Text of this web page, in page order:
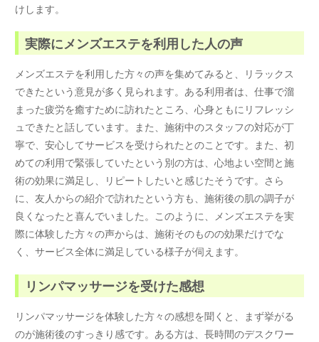
けします。
実際にメンズエステを利用した人の声
メンズエステを利用した方々の声を集めてみると、リラックス
できたという意見が多く見られます。ある利用者は、仕事で溜
まった疲労を癒すために訪れたところ、心身ともにリフレッシ
ュできたと話しています。また、施術中のスタッフの対応が丁
寧で、安心してサービスを受けられたとのことです。また、初
めての利用で緊張していたという別の方は、心地よい空間と施
術の効果に満足し、リピートしたいと感じたそうです。さら
に、友人からの紹介で訪れたという方も、施術後の肌の調子が
良くなったと喜んでいました。このように、メンズエステを実
際に体験した方々の声からは、施術そのものの効果だけでな
く、サービス全体に満足している様子が伺えます。
リンパマッサージを受けた感想
リンパマッサージを体験した方々の感想を聞くと、まず挙がる
のが施術後のすっきり感です。ある方は、長時間のデスクワー